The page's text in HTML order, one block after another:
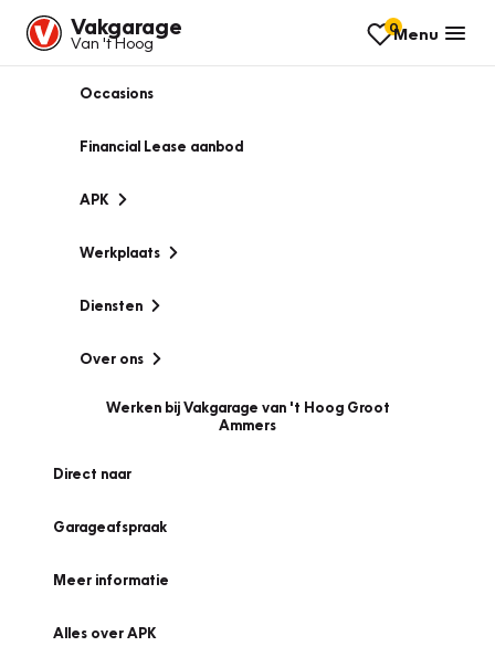
Vakgarage
Van 't Hoog
0Menu
Occasions
Financial Lease aanbod
APK
Werkplaats
Diensten
Over ons
Werken bij Vakgarage van 't Hoog Groot
Ammers
Direct naar
Garageafspraak
Meer informatie
Alles over APK